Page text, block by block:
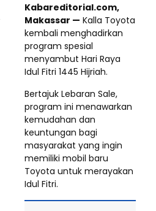
Kabareditorial.com,
Makassar — Kalla Toyota
kembali menghadirkan
program spesial
menyambut Hari Raya
Idul Fitri 1445 Hijriah.
Bertajuk Lebaran Sale,
program ini menawarkan
kemudahan dan
keuntungan bagi
masyarakat yang ingin
memiliki mobil baru
Toyota untuk merayakan
Idul Fitri.